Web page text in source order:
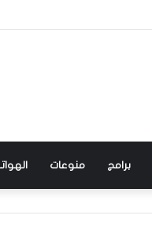
برامج منوعات